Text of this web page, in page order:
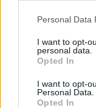
Please note that
not limited to your
grant or deny
use your data for
consent section.
Personal Data
I want to opt-
personal data.
Opted In
I want to opt-
Personal Data.
Opted In